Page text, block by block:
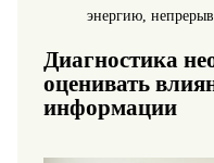
энергию,
Диагностика
оценивать
информации